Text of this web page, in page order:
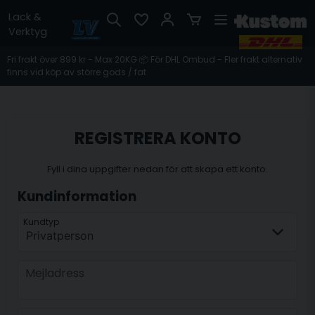
Lack &
Verktyg
Fri frakt över 899 kr - Max 20KG 📦 För DHL Ombud - Fler frakt alternativ
finns vid köp av större gods / fat
REGISTRERA KONTO
Fyll i dina uppgifter nedan för att skapa ett konto.
Kundinformation
frontend.form.customer_type
frontend.form.customr-type
Kundtyp
Mejladress
Mejladress